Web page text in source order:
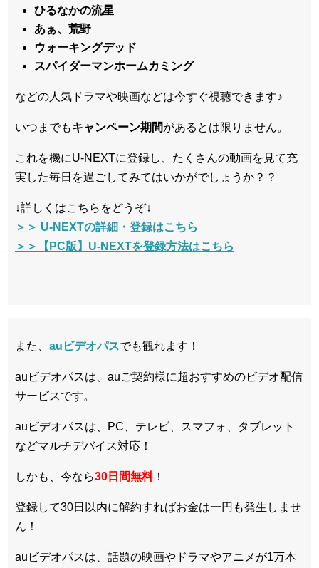
ひるなかの流星
あぁ、荒野
ウォーキングデッド
スパイダーマンホームカミング
などの人気ドラマや映画などは今すぐ視聴できます♪
いつまでもキャンペーン期間があるとは限りません。
これを機にU-NEXTに登録し、たくさんの動画を見て充
実した毎日を過ごしてみてはいかがでしょうか？？
↓詳しくはこちらをどうぞ↓
＞＞ U-NEXTの詳細・登録はこちら
＞＞【PC版】U-NEXTを登録方法はこちら
また、 auビデオパスでも観れます！
auビデオパスは、auご契約様に超おすすめのビデオ配信
サービスです。
auビデオパスは、PC、テレビ、スマフォ、タブレット
などマルチデバイス対応！
しかも、今なら30日間無料！
登録して30日以内に解約すればお金は一円も発生しませ
ん！
auビデオパスは、話題の映画やドラマやアニメが1万本